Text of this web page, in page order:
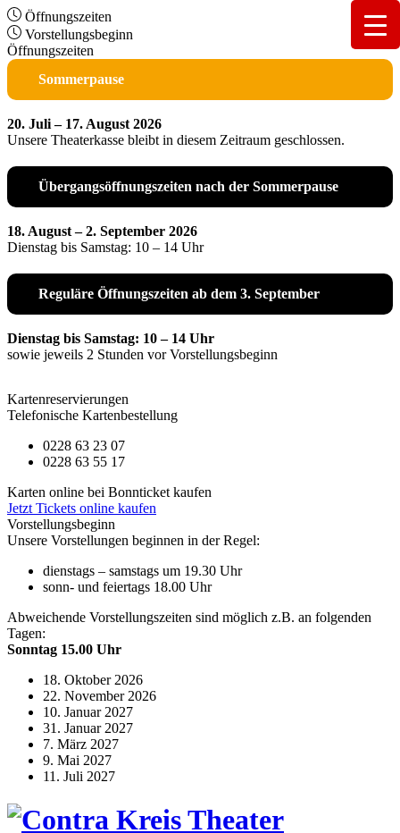
Öffnungszeiten
Vorstellungsbeginn
Öffnungszeiten
Sommerpause
20. Juli – 17. August 2026
Unsere Theaterkasse bleibt in diesem Zeitraum geschlossen.
Übergangsöffnungszeiten nach der Sommerpause
18. August – 2. September 2026
Dienstag bis Samstag: 10 – 14 Uhr
Reguläre Öffnungszeiten ab dem 3. September
Dienstag bis Samstag: 10 – 14 Uhr
sowie jeweils 2 Stunden vor Vorstellungsbeginn
Kartenreservierungen
Telefonische Kartenbestellung
0228 63 23 07
0228 63 55 17
Karten online bei Bonnticket kaufen
Jetzt Tickets online kaufen
Vorstellungsbeginn
Unsere Vorstellungen beginnen in der Regel:
dienstags – samstags um 19.30 Uhr
sonn- und feiertags 18.00 Uhr
Abweichende Vorstellungszeiten sind möglich z.B. an folgenden
Tagen:
Sonntag 15.00 Uhr
18. Oktober 2026
22. November 2026
10. Januar 2027
31. Januar 2027
7. März 2027
9. Mai 2027
11. Juli 2027